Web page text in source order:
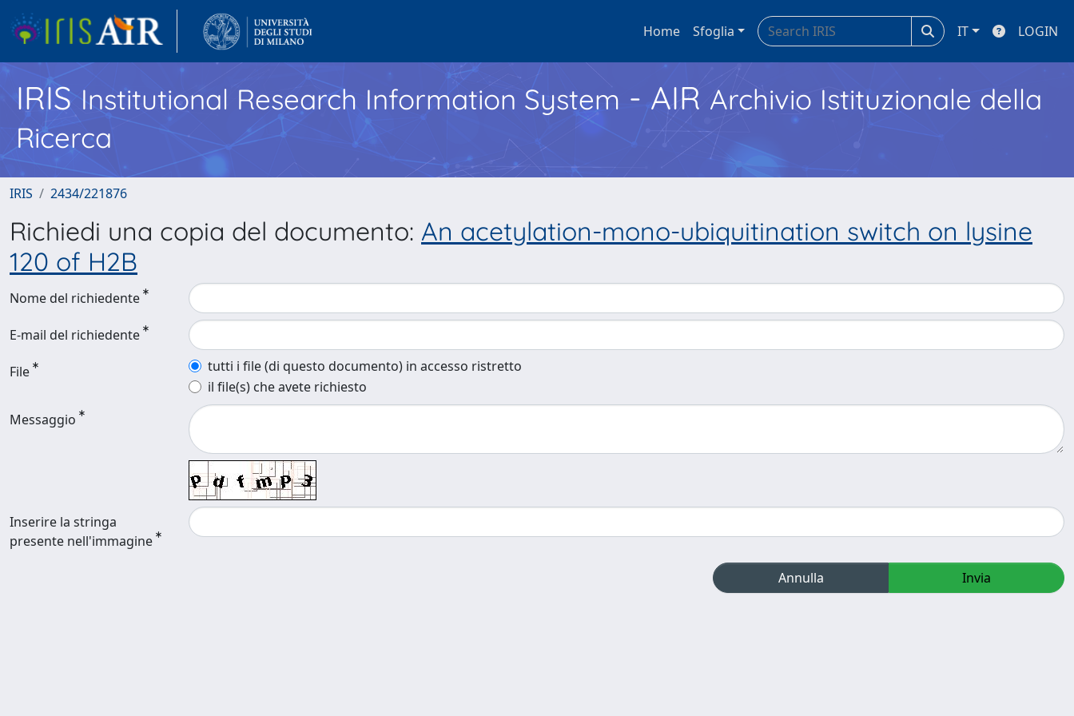
Home Sfoglia IT LOGIN
IRISInstitutional Research Information System - AIR Archivio Istituzionale della
Ricerca
IRIS 2434/221876
Richiedi una copia del documento: An acetylation-mono-ubiquitination switch on lysine
120 of H2B
Nome del richiedente
E-mail del richiedente
File
tutti i file (di questo documento) in accesso ristretto
il file(s) che avete richiesto
Messaggio
Inserire la stringa
presente nell'immagine
Annulla Invia